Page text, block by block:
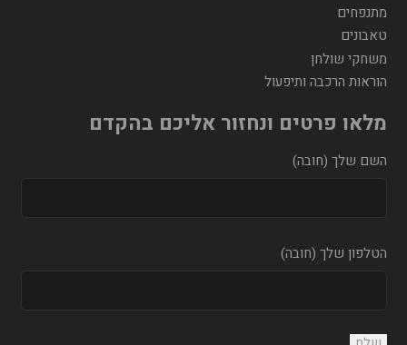
מתנפחים
טאבונים
משחקי שולחן
הוראות הרכבה ותיפעול
מלאו פרטים ונחזור אליכם בהקדם
השם שלך (חובה)
הטלפון שלך (חובה)